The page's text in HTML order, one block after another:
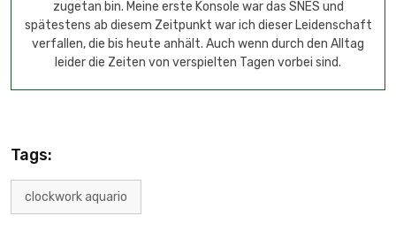
zugetan bin. Meine erste Konsole war das SNES und
spätestens ab diesem Zeitpunkt war ich dieser Leidenschaft
verfallen, die bis heute anhält. Auch wenn durch den Alltag
leider die Zeiten von verspielten Tagen vorbei sind.
Tags:
clockwork aquario